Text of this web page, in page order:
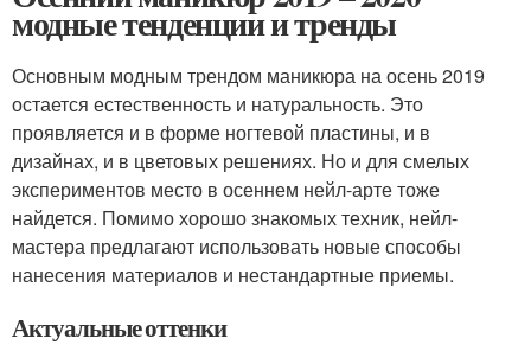
модные тенденции и тренды
Основным модным трендом маникюра на осень 2019
остается естественность и натуральность. Это
проявляется и в форме ногтевой пластины, и в
дизайнах, и в цветовых решениях. Но и для смелых
экспериментов место в осеннем нейл-арте тоже
найдется. Помимо хорошо знакомых техник, нейл-
мастера предлагают использовать новые способы
нанесения материалов и нестандартные приемы.
Актуальные оттенки